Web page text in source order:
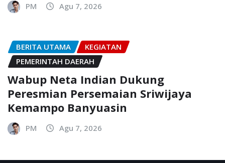
PM Agu 7, 2026
BERITA UTAMA
KEGIATAN
PEMERINTAH DAERAH
Wabup Neta Indian Dukung
Peresmian Persemaian Sriwijaya
Kemampo Banyuasin
PM Agu 7, 2026